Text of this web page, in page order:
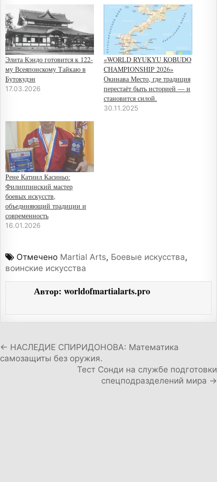
Элита Кэндо готовится к 122-
му Всеяпонскому Тайкаю в
Бутокудэн
17.03.2026
«WORLD RYUKYU KOBUDO
CHAMPIONSHIP 2026»
Окинава Место, где традиция
перестаёт быть историей — и
становится силой.
30.11.2025
Рене Катиил Касиньо:
Филиппинский мастер
боевых искусств,
объединяющий традиции и
современность
16.01.2026
Отмечено Martial Arts, Боевые искусства,
воинские искусства
Автор:worldofmartialarts.pro
Навигация по записям
← НАСЛЕДИЕ СПИРИДОНОВА: Математика
самозащиты без оружия.
Тест Сонди на службе подготовки
спецподразделений мира →